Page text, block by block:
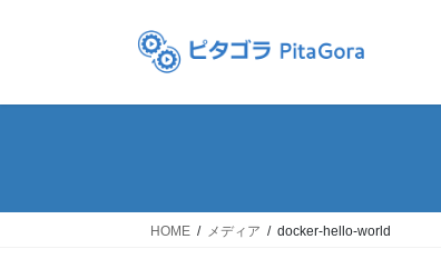
HOME メディア docker-hello-world